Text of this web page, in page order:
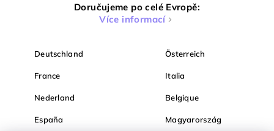
Doručujeme po celé Evropě:
Více informací
Deutschland Österreich
France Italia
Nederland Belgique
España Magyarország